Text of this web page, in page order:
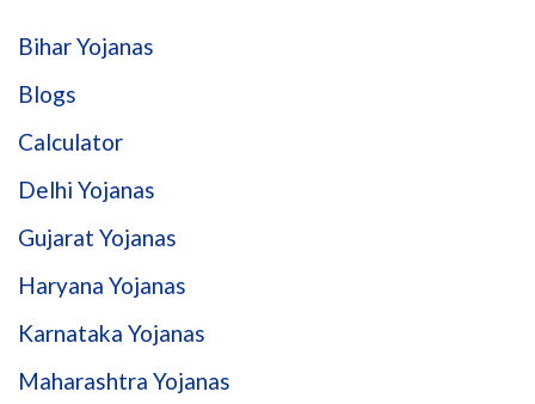
Bihar Yojanas
Blogs
Calculator
Delhi Yojanas
Gujarat Yojanas
Haryana Yojanas
Karnataka Yojanas
Maharashtra Yojanas